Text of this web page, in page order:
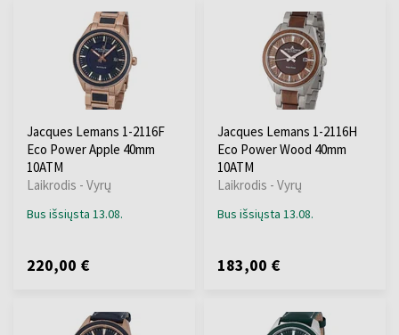
Jacques Lemans 1-2116F
Eco Power Apple 40mm
10ATM
Laikrodis - Vyrų
Bus išsiųsta 13.08.
220,00 €
Jacques Lemans 1-2116H
Eco Power Wood 40mm
10ATM
Laikrodis - Vyrų
Bus išsiųsta 13.08.
183,00 €